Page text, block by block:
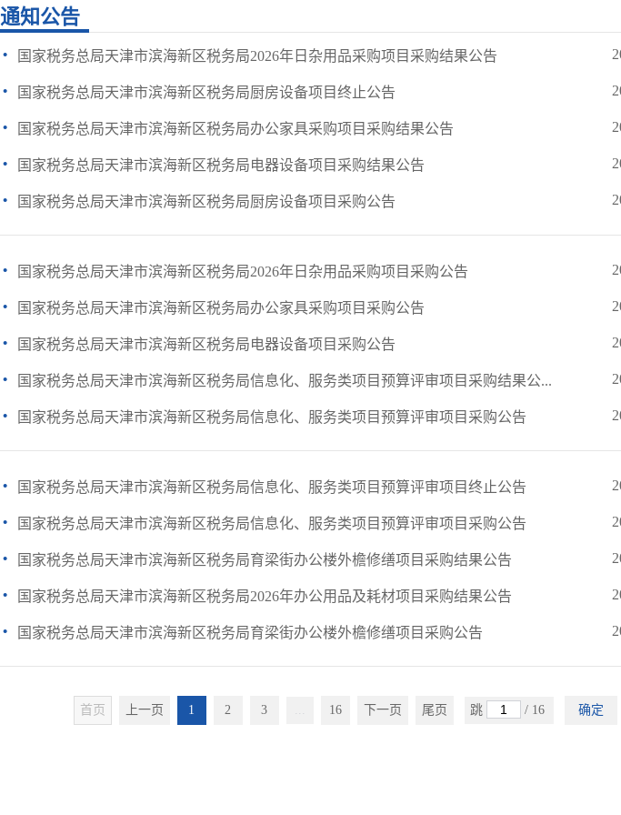
通知公告
· 国家税务总局天津市滨海新区税务局2026年日杂用品采购项目采购结果公告
· 国家税务总局天津市滨海新区税务局厨房设备项目终止公告
· 国家税务总局天津市滨海新区税务局办公家具采购项目采购结果公告
· 国家税务总局天津市滨海新区税务局电器设备项目采购结果公告
· 国家税务总局天津市滨海新区税务局厨房设备项目采购公告
· 国家税务总局天津市滨海新区税务局2026年日杂用品采购项目采购公告
· 国家税务总局天津市滨海新区税务局办公家具采购项目采购公告
· 国家税务总局天津市滨海新区税务局电器设备项目采购公告
· 国家税务总局天津市滨海新区税务局信息化、服务类项目预算评审项目采购结果公...
· 国家税务总局天津市滨海新区税务局信息化、服务类项目预算评审项目采购公告
· 国家税务总局天津市滨海新区税务局信息化、服务类项目预算评审项目终止公告
· 国家税务总局天津市滨海新区税务局信息化、服务类项目预算评审项目采购公告
· 国家税务总局天津市滨海新区税务局育梁街办公楼外檐修缮项目采购结果公告
· 国家税务总局天津市滨海新区税务局2026年办公用品及耗材项目采购结果公告
· 国家税务总局天津市滨海新区税务局育梁街办公楼外檐修缮项目采购公告
首页 上一页 1 2 3 ... 16 下一页 尾页 跳 / 16 确定